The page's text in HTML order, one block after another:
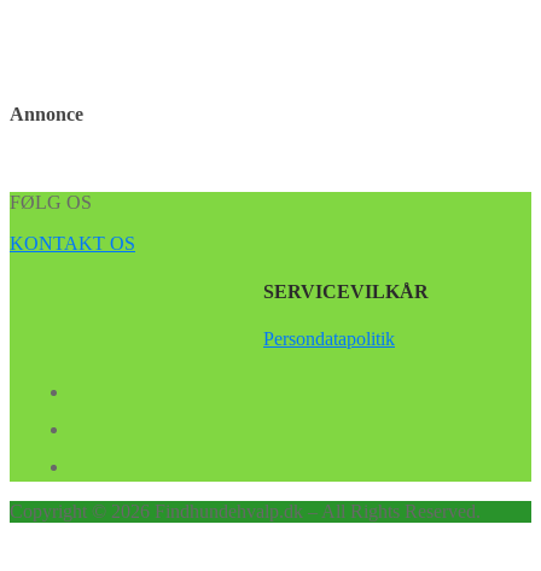
Annonce
FØLG OS
KONTAKT OS
SERVICEVILKÅR
Persondatapolitik
Copyright © 2026 Findhundehvalp.dk – All Rights Reserved.